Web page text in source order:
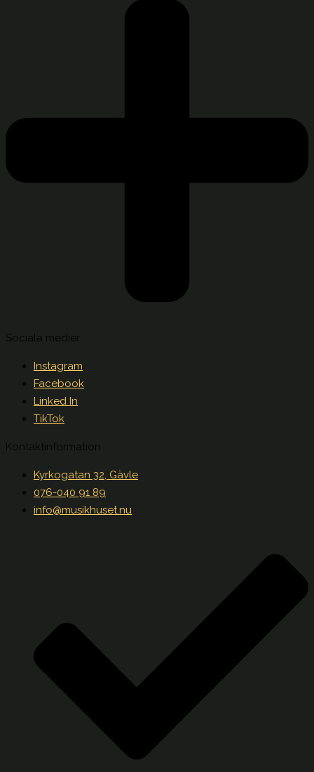
Sociala medier
Instagram
Facebook
Linked In
TikTok
Kontaktinformation
Kyrkogatan 32, Gävle
076-040 91 89
info@musikhuset.nu